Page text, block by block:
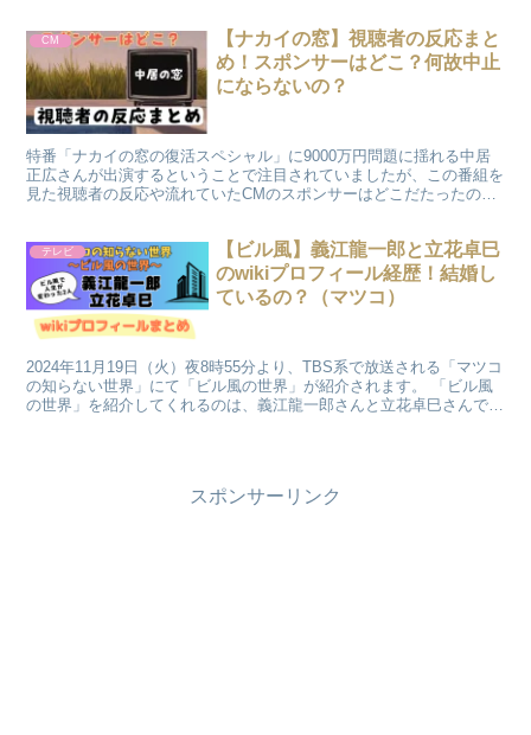
CM
【ナカイの窓】視聴者の反応まと
め！スポンサーはどこ？何故中止
にならないの？
特番「ナカイの窓の復活スペシャル」に9000万円問題に揺れる中居
正広さんが出演するということで注目されていましたが、この番組を
見た視聴者の反応や流れていたCMのスポンサーはどこだたったの
テレビ
【ビル風】義江龍一郎と立花卓巳
のwikiプロフィール経歴！結婚し
ているの？（マツコ）
2024年11月19日（火）夜8時55分より、TBS系で放送される「マツコ
の知らない世界」にて「ビル風の世界」が紹介されます。 「ビル風
の世界」を紹介してくれるのは、義江龍一郎さんと立花卓巳さんで
スポンサーリンク